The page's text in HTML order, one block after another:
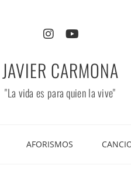
JAVIER CARMONA
"La vida es para quien la vive"
AFORISMOS